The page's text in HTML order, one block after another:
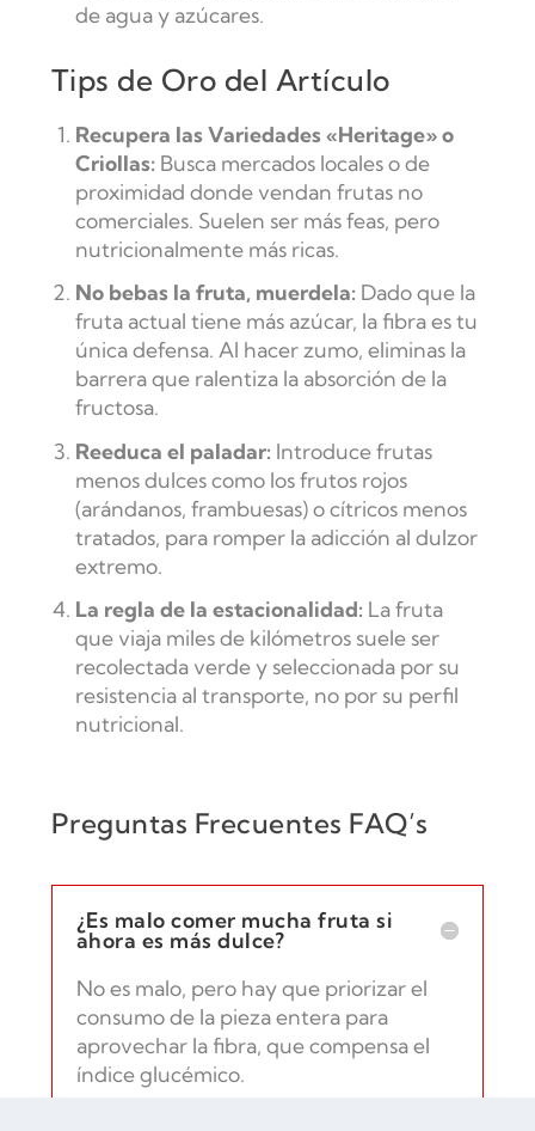
de agua y azúcares.
Tips de Oro del Artículo
Recupera las Variedades «Heritage» o
Criollas: Busca mercados locales o de
proximidad donde vendan frutas no
comerciales. Suelen ser más feas, pero
nutricionalmente más ricas.
No bebas la fruta, muerdela: Dado que la
fruta actual tiene más azúcar, la fibra es tu
única defensa. Al hacer zumo, eliminas la
barrera que ralentiza la absorción de la
fructosa.
Reeduca el paladar: Introduce frutas
menos dulces como los frutos rojos
(arándanos, frambuesas) o cítricos menos
tratados, para romper la adicción al dulzor
extremo.
La regla de la estacionalidad: La fruta
que viaja miles de kilómetros suele ser
recolectada verde y seleccionada por su
resistencia al transporte, no por su perfil
nutricional.
Preguntas Frecuentes FAQ’s
¿Es malo comer mucha fruta si
ahora es más dulce?
No es malo, pero hay que priorizar el
consumo de la pieza entera para
aprovechar la fibra, que compensa el
índice glucémico.